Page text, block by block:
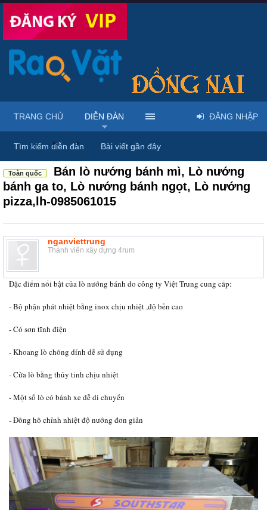
Diễn đàn ... Máy móc & thiết bị công nông nghiệp
Toàn quốc
Bán lò nướng bánh mì, Lò nướng
bánh ga to, Lò nướng bánh ngọt, Lò nướng
pizza,lh-0985061015
nganviettrung
Thành viên xây dựng 4rum
Đặc điểm nổi bật của lò nướng bánh do công ty Việt Trung cung cấp:
- Bộ phận phát nhiệt bằng inox chịu nhiệt ,độ bền cao
- Có sơn tĩnh điện
- Khoang lò chống dính dễ sử dụng
- Cửa lò bằng thủy tinh chịu nhiệt
- Một số lò có bánh xe dễ di chuyển
- Đồng hồ chỉnh nhiệt độ nướng đơn giản
TRANG CHỦ DIỄN ĐÀN
Tìm kiếm diễn đàn Bài viết gần đây
ĐĂNG NHẬP